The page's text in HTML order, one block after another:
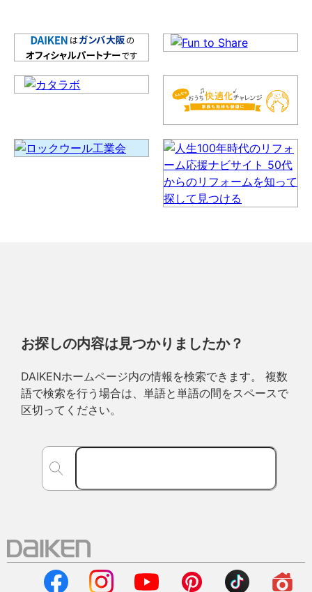
お探しの内容は見つかりましたか？
DAIKENホームページ内の情報を検索できます。 複数
語で検索を行う場合は、単語と単語の間をスペースで
区切ってください。